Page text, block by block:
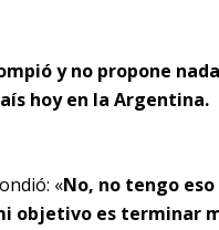
y no propone nada
hoy en la Argentina.
«No, no tengo eso
objetivo es terminar